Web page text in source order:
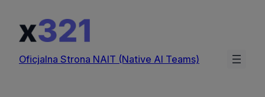
treści
Oficjalna Strona NAIT (Native AI Teams)